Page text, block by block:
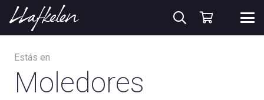
Estás en
Moledores